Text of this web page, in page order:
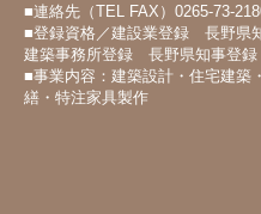
■連絡先（TEL FAX）0265-73-
■登録資格／建設業登録 長野県
建築事務所登録 長野県知事登録
■事業内容：建築設計・住宅建築
繕・特注家具製作